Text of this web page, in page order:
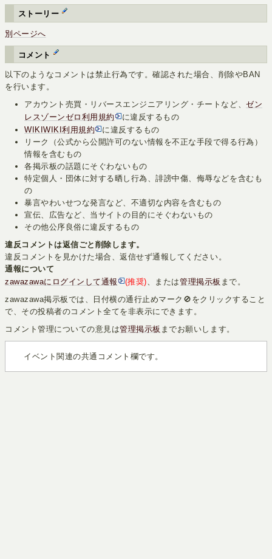
ストーリー
別ページへ
コメント
以下のようなコメントは禁止行為です。確認された場合、削除やBAN
を行います。
アカウント売買・リバースエンジニアリング・チートなど、ゼン
レスゾーンゼロ利用規約
に違反するもの
WIKIWIKI利用規約
に違反するもの
リーク（公式から公開許可のない情報を不正な手段で得る行為）
情報を含むもの
各掲示板の話題にそぐわないもの
特定個人・団体に対する晒し行為、誹謗中傷、侮辱などを含むも
の
暴言やわいせつな発言など、不適切な内容を含むもの
宣伝、広告など、当サイトの目的にそぐわないもの
その他公序良俗に違反するもの
違反コメントは返信ごと削除します。
違反コメントを見かけた場合、返信せず通報してください。
通報について
zawazawaにログインして通報
(推奨)、または管理掲示板 まで。
zawazawa掲示板では、日付横の通行止めマーク🚫をクリックすること
で、その投稿者のコメント全てを非表示にできます。
コメント管理についての意見は管理掲示板 までお願いします。
イベント関連の共通コメント欄です。